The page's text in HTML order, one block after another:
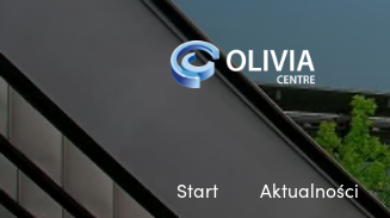
Start Aktualności